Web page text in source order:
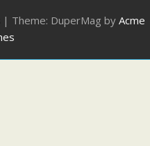
| Theme: DuperMag by Acme